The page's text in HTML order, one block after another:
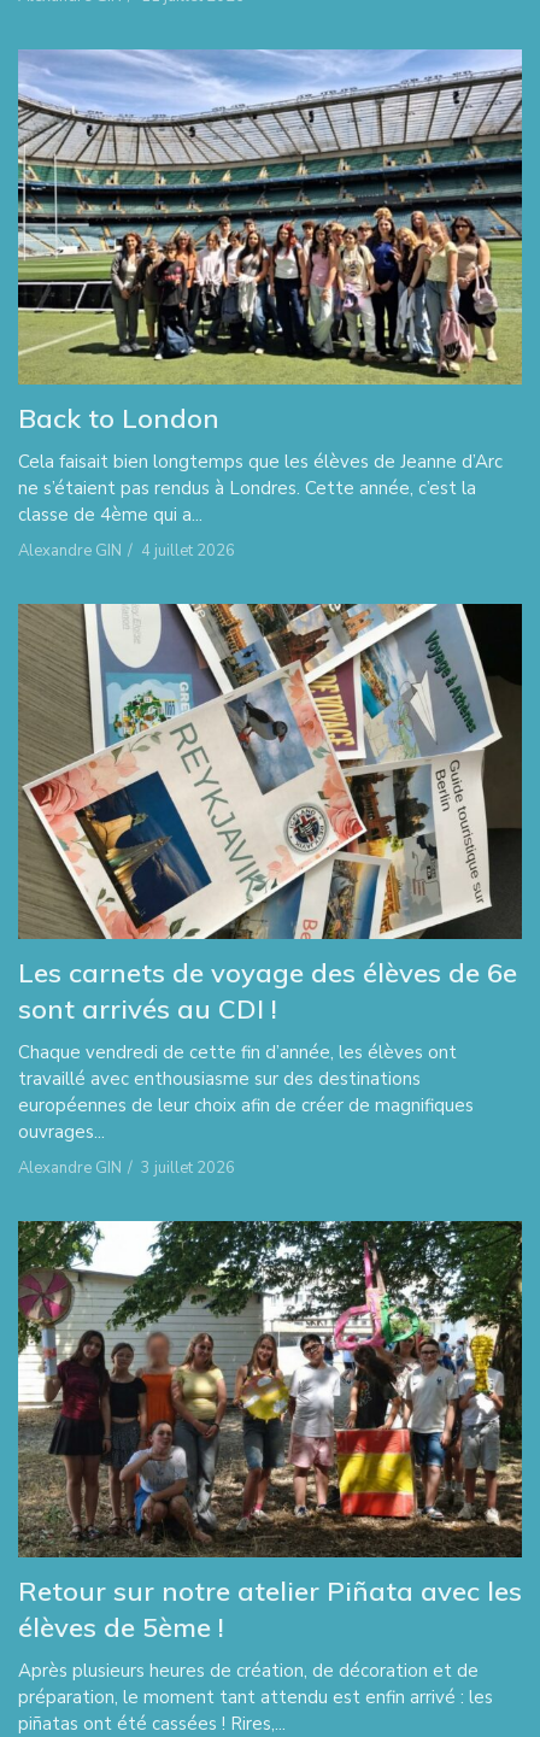
Back to London
Cela faisait bien longtemps que les élèves de Jeanne d’Arc
ne s’étaient pas rendus à Londres. Cette année, c’est la
classe de 4ème qui a...
Alexandre GIN / 4 juillet 2026
Les carnets de voyage des élèves de 6e
sont arrivés au CDI !
Chaque vendredi de cette fin d’année, les élèves ont
travaillé avec enthousiasme sur des destinations
européennes de leur choix afin de créer de magnifiques
ouvrages...
Alexandre GIN / 3 juillet 2026
Retour sur notre atelier Piñata avec les
élèves de 5ème !
Après plusieurs heures de création, de décoration et de
préparation, le moment tant attendu est enfin arrivé : les
piñatas ont été cassées ! Rires,...